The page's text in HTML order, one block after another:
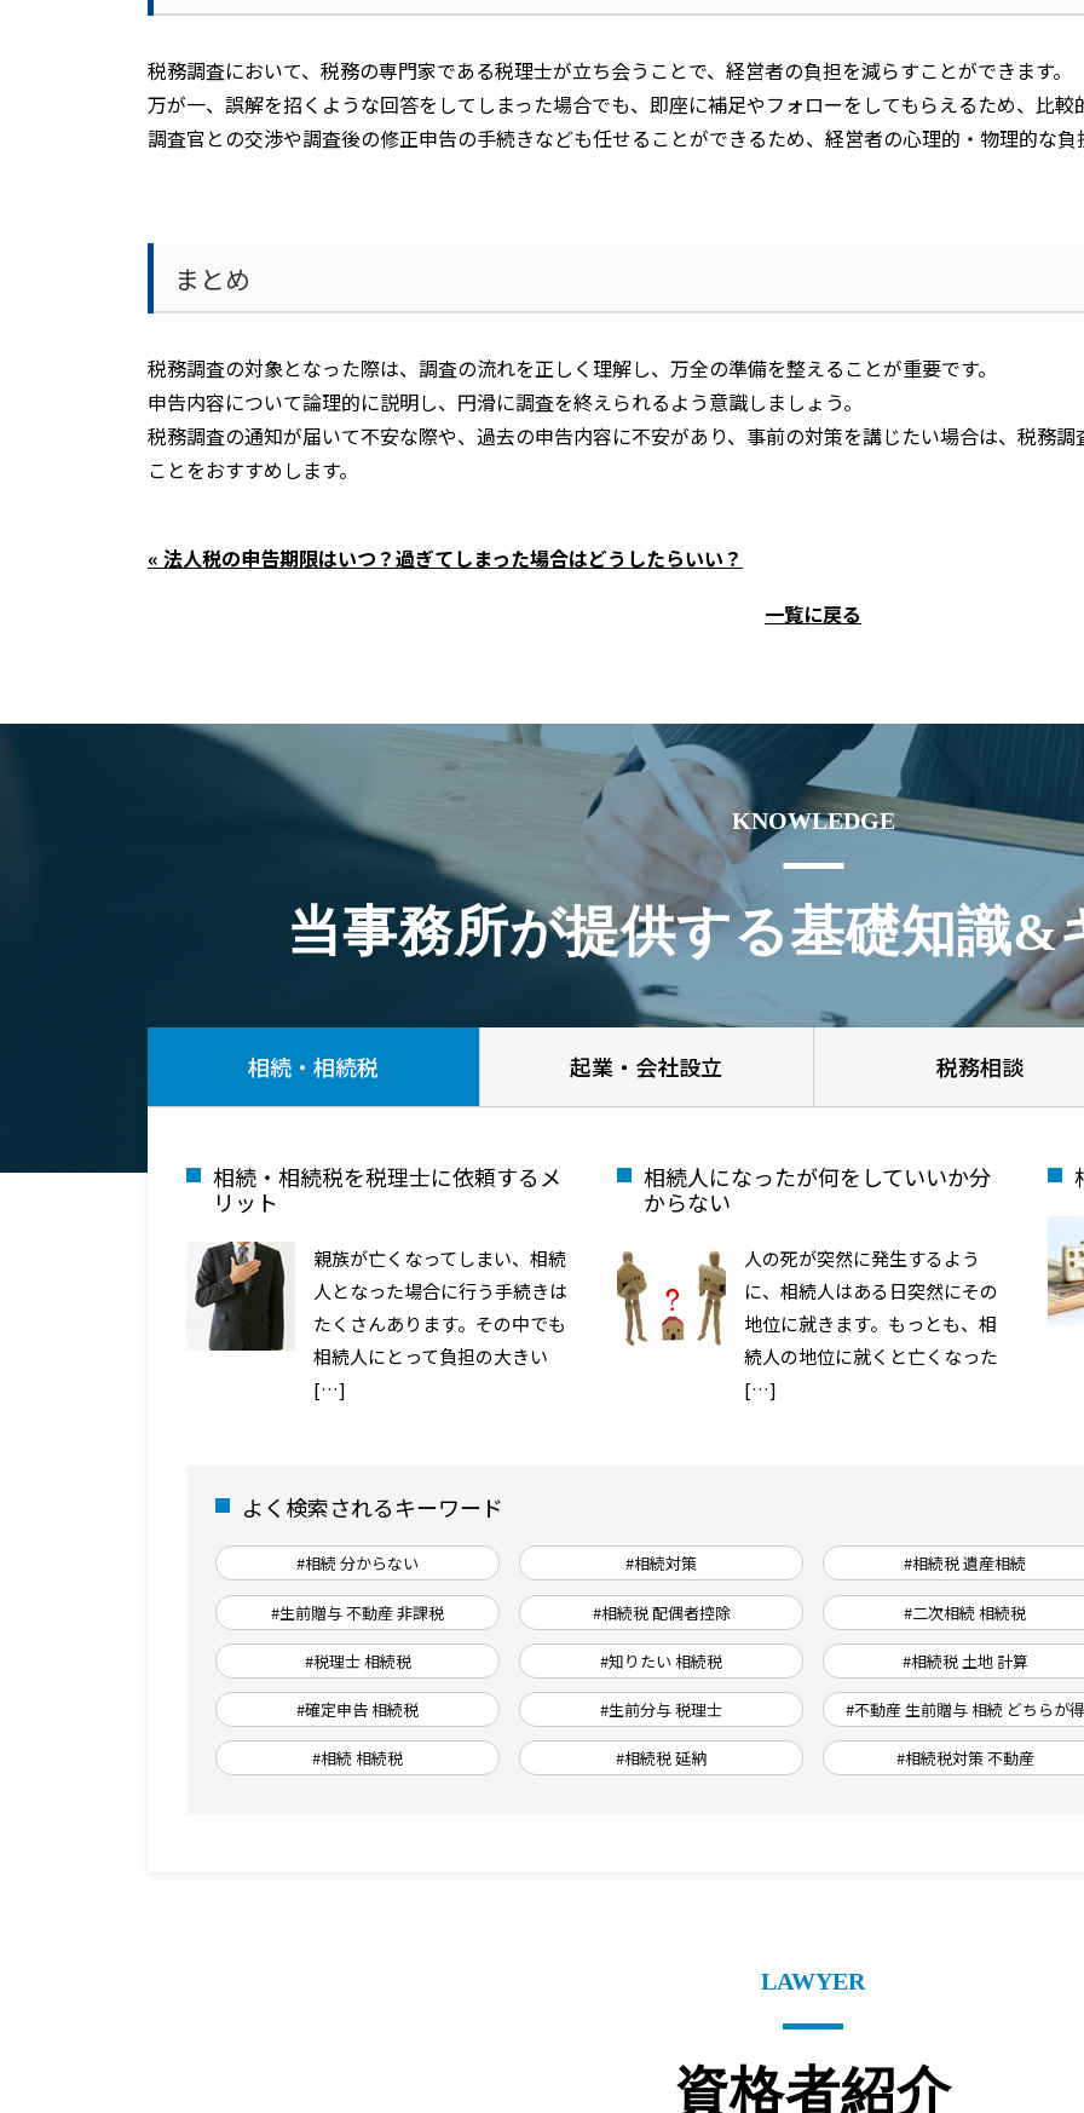
税務調査において、税務の専門家である税理士が立ち会うことで、経営者の負担を減らすことができます。
万が一、誤解を招くような回答をしてしまった場合でも、即座に補足やフォローをしてもらえるため、比較
調査官との交渉や調査後の修正申告の手続きなども任せることができるため、経営者の心理的・物理的な負
まとめ
税務調査の対象となった際は、調査の流れを正しく理解し、万全の準備を整えることが重要です。
申告内容について論理的に説明し、円滑に調査を終えられるよう意識しましょう。
税務調査の通知が届いて不安な際や、過去の申告内容に不安があり、事前の対策を講じたい場合は、税務
ことをおすすめします。
« 法人税の申告期限はいつ？過ぎてしまった場合はどうしたらいい？
一覧に戻る
KNOWLEDGE
当事務所が提供する基礎知識&
相続・相続税 起業・会社設立 税務相談
相続・相続税を税理士に依頼するメ
リット
親族が亡くなってしまい、相続
人となった場合に行う手続きは
たくさんあります。その中でも
相続人にとって負担の大きい
[…]
相続人になったが何をしていいか分
からない
人の死が突然に発生するよう
に、相続人はある日突然にその
地位に就きます。もっとも、相
続人の地位に就くと亡くなった
[…]
よく検索されるキーワード
#相続 分からない #相続対策 #相続税 遺産相続
#生前贈与 不動産 非課税 #相続税 配偶者控除 #二次相続 相続税
#税理士 相続税 #知りたい 相続税 #相続税 土地 計算
#確定申告 相続税 #生前分与 税理士 #不動産 生前贈与 相続 どちらが得
#相続 相続税 #相続税 延納 #相続税対策 不動産
LAWYER
資格者紹介